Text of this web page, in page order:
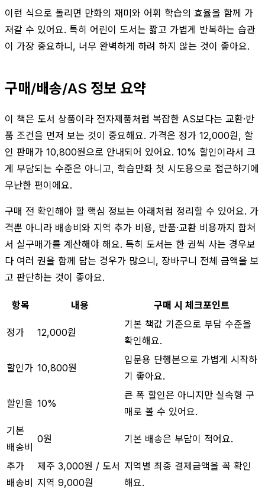
이런 식으로 돌리면 만화의 재미와 어휘 학습의 효율을 함께 가
져갈 수 있어요. 특히 어린이 도서는 짧고 가볍게 반복하는 습관
이 가장 중요하니, 너무 완벽하게 하려 하지 않는 것이 좋아요.
구매/배송/AS 정보 요약
이 책은 도서 상품이라 전자제품처럼 복잡한 AS보다는 교환·반
품 조건을 먼저 보는 것이 중요해요. 가격은 정가 12,000원, 할
인 판매가 10,800원으로 안내되어 있어요. 10% 할인이라서 크
게 부담되는 수준은 아니고, 학습만화 첫 시도용으로 접근하기에
무난한 편이에요.
구매 전 확인해야 할 핵심 정보는 아래처럼 정리할 수 있어요. 가
격뿐 아니라 배송비와 지역 추가 비용, 반품·교환 비용까지 합쳐
서 실구매가를 계산해야 해요. 특히 도서는 한 권씩 사는 경우보
다 여러 권을 함께 담는 경우가 많으니, 장바구니 전체 금액을 보
고 판단하는 것이 좋아요.
항목 내용 구매 시 체크포인트
정가 12,000원
기본 책값 기준으로 부담 수준을
확인해요.
할인가 10,800원
입문용 단행본으로 가볍게 시작하
기 좋아요.
할인율 10%
큰 폭 할인은 아니지만 실속형 구
매로 볼 수 있어요.
기본
배송비
0원 기본 배송은 부담이 적어요.
추가
배송비
제주 3,000원 / 도서
지역 9,000원
지역별 최종 결제금액을 꼭 확인
해요.